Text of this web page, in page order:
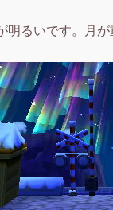
明るいです。月